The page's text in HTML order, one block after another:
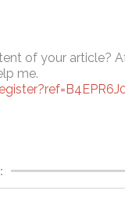
of your article?
me.